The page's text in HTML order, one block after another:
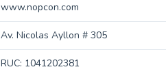
www.nopcon.com
Av. Nicolas Ayllon # 305
RUC: 1041202381